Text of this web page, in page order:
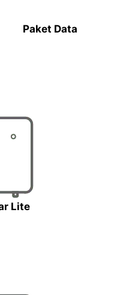
Paket Data
Lite